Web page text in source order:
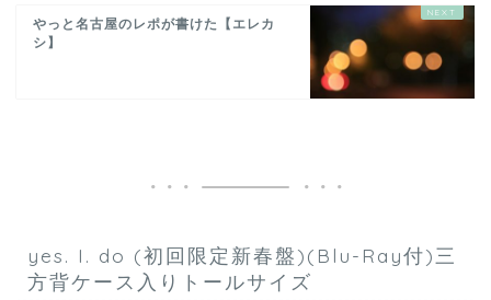
やっと名古屋のレポが書けた【エレカ
シ】
yes. I. do (初回限定新春盤)(Blu-Ray付)三
方背ケース入りトールサイズ